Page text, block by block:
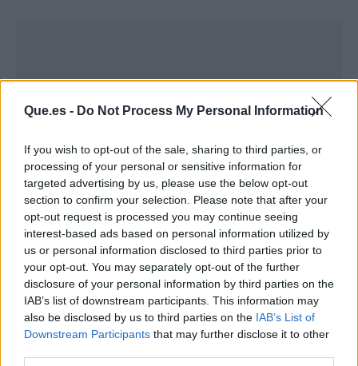
Que.es - Do Not Process My Personal Information
If you wish to opt-out of the sale, sharing to third parties, or
processing of your personal or sensitive information for
targeted advertising by us, please use the below opt-out
section to confirm your selection. Please note that after your
opt-out request is processed you may continue seeing
interest-based ads based on personal information utilized by
us or personal information disclosed to third parties prior to
your opt-out. You may separately opt-out of the further
disclosure of your personal information by third parties on the
IAB’s list of downstream participants. This information may
also be disclosed by us to third parties on the IAB’s List of
Downstream Participants that may further disclose it to other
Publicidad